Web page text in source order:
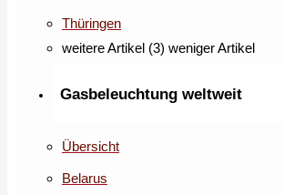
Thüringen
weitere Artikel (3) weniger Artikel
Gasbeleuchtung weltweit
Übersicht
Belarus